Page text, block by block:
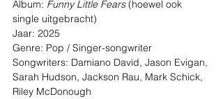
Album: Funny Little Fears (hoewel ook
single uitgebracht)
Jaar: 2025
Genre: Pop / Singer-songwriter
Songwriters: Damiano David, Jason Evigan,
Sarah Hudson, Jackson Rau, Mark Schick,
Riley McDonough